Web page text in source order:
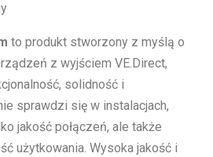
to produkt stworzony z myślą o
z wyjściem VE.Direct,
solidność i
sprawdzi się w instalacjach,
jakość połączeń, ale także
użytkowania. Wysoka jakość i